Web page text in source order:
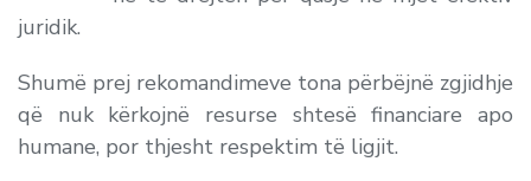
juridik.
Shumë prej rekomandimeve tona përbëjnë zgjidhje
që nuk kërkojnë resurse shtesë financiare apo
humane, por thjesht respektim të ligjit.